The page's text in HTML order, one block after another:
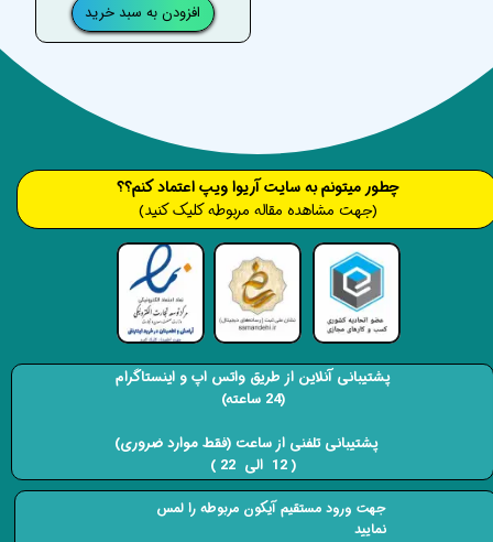
افزودن به سبد خرید
​​​چطور میتونم به سایت آریوا ویپ اعتماد کنم؟؟
(جهت مشاهده مقاله مربوطه کلیک کنید)
پشتیبانی آنلاین از طریق واتس اپ و اینستاگرام
(24 ساعته)
​​​​​​​ پشتیبانی تلفنی از ساعت (فقط موارد ضروری)
( 12 الی 22 ) ​​​​​​​
جهت ورود مستقیم آیکون مربوطه را لمس
نمایید